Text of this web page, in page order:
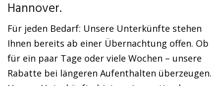
Hannover.
Für jeden Bedarf: Unsere Unterkünfte stehen
Ihnen bereits ab einer Übernachtung offen. Ob
für ein paar Tage oder viele Wochen – unsere
Rabatte bei längeren Aufenthalten überzeugen.